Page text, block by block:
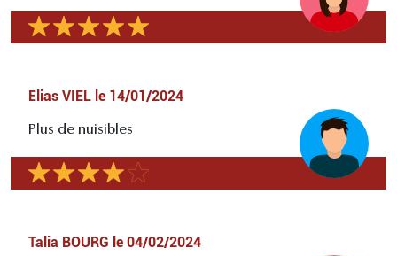
Elias VIEL le 14/01/2024
Plus de nuisibles
Talia BOURG le 04/02/2024